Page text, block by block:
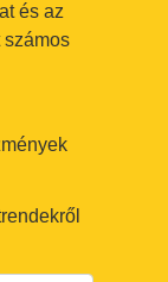
és az